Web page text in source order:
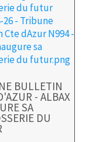
BULLETIN
- ALBAX
SA
DU